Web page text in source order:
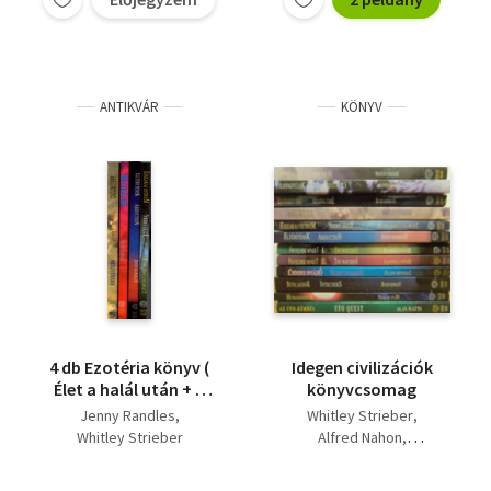
típusú találkozások
ANTIKVÁR
4 db Ezotéria könyv (
Élet a halál után + A
kormány hazudott +
Éjszakai ostrom +
Jenny Randles
Whitley Strieber
KÖNYV
Idegen civilizációk
könyvcsomag
Whitley Strieber
Alfred Nahon